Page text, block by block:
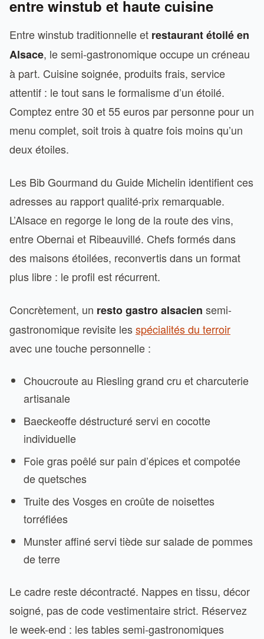
entre winstub et haute cuisine
Entre winstub traditionnelle et restaurant étoilé en
Alsace, le semi-gastronomique occupe un créneau
à part. Cuisine soignée, produits frais, service
attentif : le tout sans le formalisme d’un étoilé.
Comptez entre 30 et 55 euros par personne pour un
menu complet, soit trois à quatre fois moins qu’un
deux étoiles.
Les Bib Gourmand du Guide Michelin identifient ces
adresses au rapport qualité-prix remarquable.
L’Alsace en regorge le long de la route des vins,
entre Obernai et Ribeauvillé. Chefs formés dans
des maisons étoilées, reconvertis dans un format
plus libre : le profil est récurrent.
Concrètement, un resto gastro alsacien semi-
gastronomique revisite lesspécialités du terroir
avec une touche personnelle :
Choucroute au Riesling grand cru et charcuterie
artisanale
Baeckeoffe déstructuré servi en cocotte
individuelle
Foie gras poêlé sur pain d’épices et compotée
de quetsches
Truite des Vosges en croûte de noisettes
torréfiées
Munster affiné servi tiède sur salade de pommes
de terre
Le cadre reste décontracté. Nappes en tissu, décor
soigné, pas de code vestimentaire strict. Réservez
le week-end : les tables semi-gastronomiques